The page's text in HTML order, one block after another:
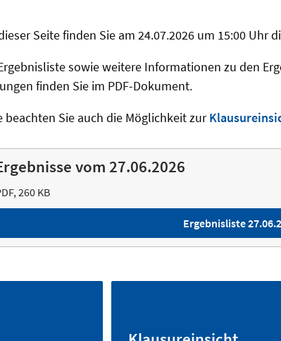
Seite finden Sie am 24.07.2026 um 15:00 Uhr
sowie weitere Informationen zu den
finden Sie im PDF-Dokument.
beachten Sie auch die Möglichkeit zur
vom 27.06.2026
260 KB
Ergebnisliste